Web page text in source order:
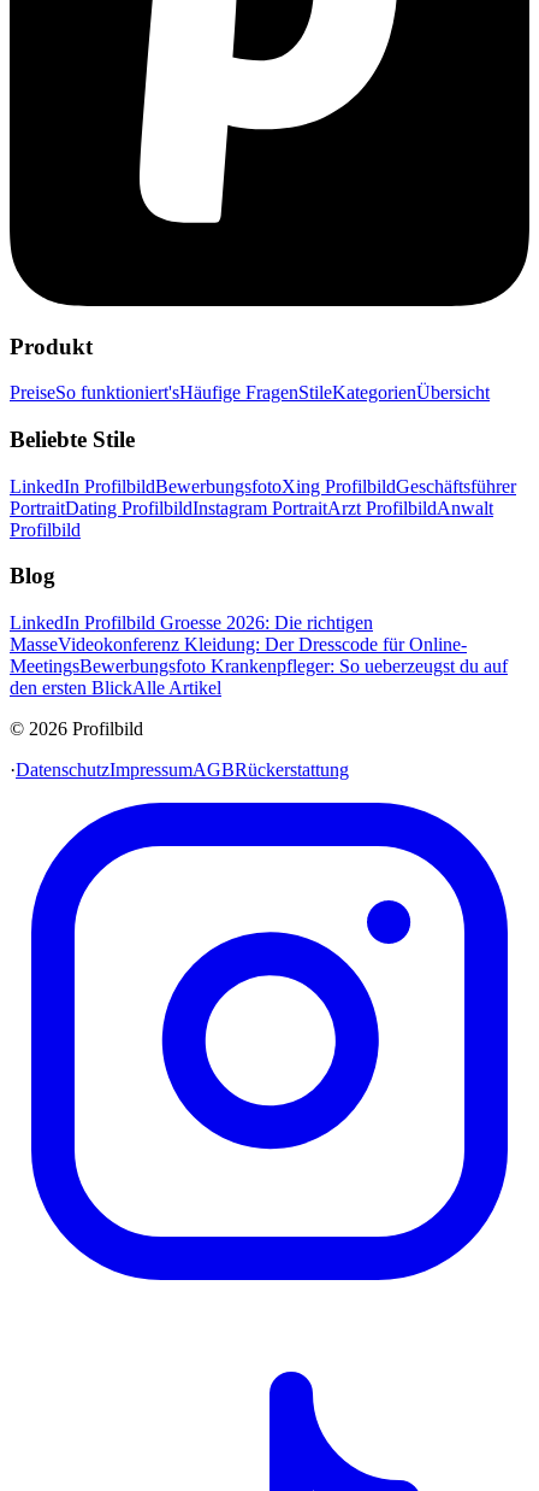
Produkt
PreiseSo funktioniert'sHäufige FragenStileKategorienÜbersicht
Beliebte Stile
LinkedIn ProfilbildBewerbungsfotoXing ProfilbildGeschäftsführer
PortraitDating ProfilbildInstagram PortraitArzt ProfilbildAnwalt
Profilbild
Blog
LinkedIn Profilbild Groesse 2026: Die richtigen
MasseVideokonferenz Kleidung: Der Dresscode für Online-
MeetingsBewerbungsfoto Krankenpfleger: So ueberzeugst du auf
den ersten BlickAlle Artikel
© 2026 Profilbild
·DatenschutzImpressumAGBRückerstattung